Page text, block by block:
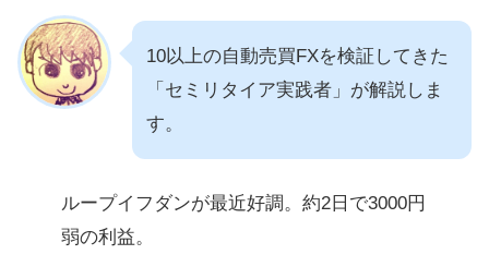
10以上の自動売買FXを検証してきた
「セミリタイア実践者」が解説しま
す。
ループイフダンが最近好調。約2日で3000円
弱の利益。